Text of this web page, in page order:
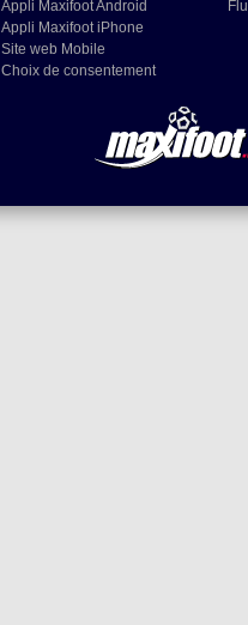
Appli Maxifoot Android
Appli Maxifoot iPhone
Site web Mobile
Choix de consentement